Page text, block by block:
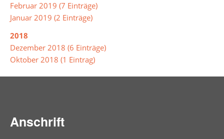
Service
Termine
/
Februar 2019 (7 Einträge)
Januar 2019 (2 Einträge)
2018
Dezember 2018 (6 Einträge)
Oktober 2018 (1 Eintrag)
Anschrift